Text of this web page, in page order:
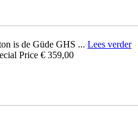
is de Güde GHS ... Lees verder
Price € 359,00